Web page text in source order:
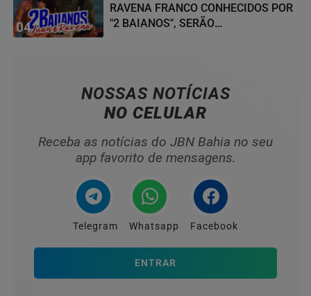
04
RAVENA FRANCO CONHECIDOS POR
"2 BAIANOS", SERÃO
NOSSAS NOTÍCIAS
NO CELULAR
Receba as notícias do JBN Bahia no seu
app favorito de mensagens.
Telegram Whatsapp Facebook
ENTRAR